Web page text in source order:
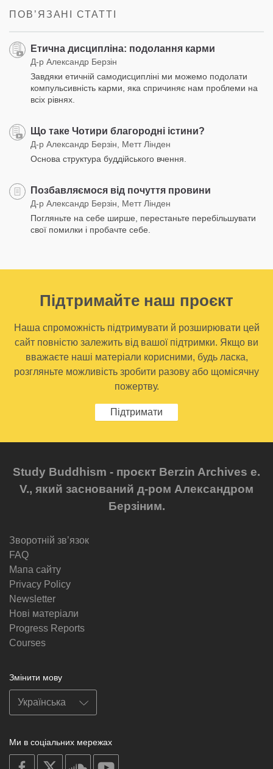
ПОВʼЯЗАНІ СТАТТІ
Етична дисципліна: подолання карми
Д-р Александр Берзін
Завдяки етичній самодисципліні ми можемо подолати
компульсивність карми, яка спричиняє нам проблеми на
всіх рівнях.
Що таке Чотири благородні істини?
Д-р Александр Берзін, Метт Лінден
Основа структура буддійського вчення.
Позбавляємося від почуття провини
Д-р Александр Берзін, Метт Лінден
Погляньте на себе ширше, перестаньте перебільшувати
свої помилки і пробачте себе.
Підтримайте наш проєкт
Наша спроможність підтримувати й розширювати цей
сайт повністю залежить від вашої підтримки. Якщо ви
вважаєте наші матеріали корисними, будь ласка,
розгляньте можливість зробити разову або щомісячну
пожертву.
Підтримати
Study Buddhism - проєкт Berzin Archives e.
V., який заснований д-ром Александром
Берзіним.
Зворотній звʼязок
FAQ
Мапа сайту
Privacy Policy
Newsletter
Нові матеріали
Progress Reports
Courses
Змінити мову
Ми в соціальних мережах
on